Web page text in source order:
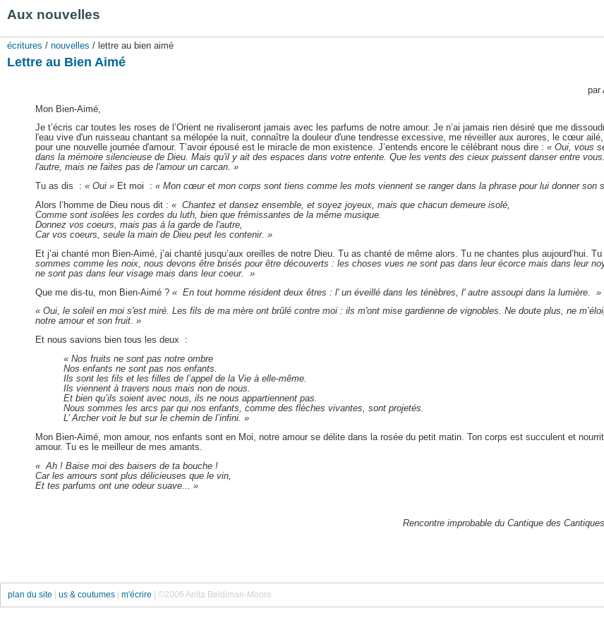
Aux nouvelles
écritures / nouvelles / lettre au bien aimé
Lettre au Bien Aimé
par
Mon Bien-Aimé,
Je t’écris car toutes les roses de l’Orient ne rivaliseront jamais avec les parfums de notre amour. Je n’ai jamais rien désiré que me
l'eau vive d'un ruisseau chantant sa mélopée la nuit, connaître la douleur d'une tendresse excessive, me réveiller aux aurores, le cœur
pour une nouvelle journée d'amour. T’avoir épousé est le miracle de mon existence. J’entends encore le célébrant nous dire : « Oui, vous
dans la mémoire silencieuse de Dieu. Mais qu'il y ait des espaces dans votre entente. Que les vents des cieux puissent danser entre
l'autre, mais ne faites pas de l'amour un carcan. »
Tu as dis : « Oui » Et moi : « Mon cœur et mon corps sont tiens comme les mots viennent se ranger dans la phrase pour lui donner son
Alors l’homme de Dieu nous dit : « Chantez et dansez ensemble, et soyez joyeux, mais que chacun demeure isolé,
Comme sont isolées les cordes du luth, bien que frémissantes de la même musique.
Donnez vos coeurs, mais pas à la garde de l'autre,
Car vos coeurs, seule la main de Dieu peut les contenir. »
Et j’ai chanté mon Bien-Aimé, j’ai chanté jusqu’aux oreilles de notre Dieu. Tu as chanté de même alors. Tu ne chantes plus aujourd’hui.
sommes comme les noix, nous devons être brisés pour être découverts : les choses vues ne sont pas dans leur écorce mais dans leur
ne sont pas dans leur visage mais dans leur coeur. »
Que me dis-tu, mon Bien-Aimé ? « En tout homme résident deux êtres : l' un éveillé dans les ténèbres, l' autre assoupi dans la lumière. »
« Oui, le soleil en moi s'est miré. Les fils de ma mère ont brûlé contre moi : ils m'ont mise gardienne de vignobles. Ne doute plus, ne
notre amour et son fruit. »
Et nous savions bien tous les deux :
« Nos fruits ne sont pas notre ombre
Nos enfants ne sont pas nos enfants.
Ils sont les fils et les filles de l’appel de la Vie à elle-même.
Ils viennent à travers nous mais non de nous.
Et bien qu’ils soient avec nous, ils ne nous appartiennent pas.
Nous sommes les arcs par qui nos enfants, comme des flèches vivantes, sont projetés.
L’ Archer voit le but sur le chemin de l’infini. »
Mon Bien-Aimé, mon amour, nos enfants sont en Moi, notre amour se délite dans la rosée du petit matin. Ton corps est succulent et
amour. Tu es le meilleur de mes amants.
« Ah ! Baise moi des baisers de ta bouche !
Car les amours sont plus délicieuses que le vin,
Et tes parfums ont une odeur suave... »
Rencontre improbable du Cantique des
plan du site | us & coutumes | m'écrire | ©2006 Anita Beldiman-Moore